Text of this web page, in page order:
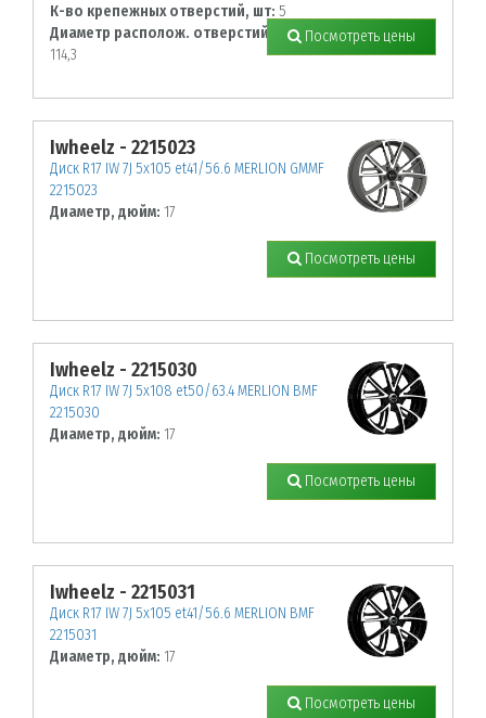
К-во крепежных отверстий, шт: 5
Диаметр располож. отверстий, мм:
114,3
Посмотреть цены
Iwheelz - 2215023
Диск R17 IW 7J 5х105 et41/56.6 MERLION GMMF
2215023
Диаметр, дюйм: 17
Посмотреть цены
Iwheelz - 2215030
Диск R17 IW 7J 5х108 et50/63.4 MERLION BMF
2215030
Диаметр, дюйм: 17
Посмотреть цены
Iwheelz - 2215031
Диск R17 IW 7J 5х105 et41/56.6 MERLION BMF
2215031
Диаметр, дюйм: 17
Посмотреть цены